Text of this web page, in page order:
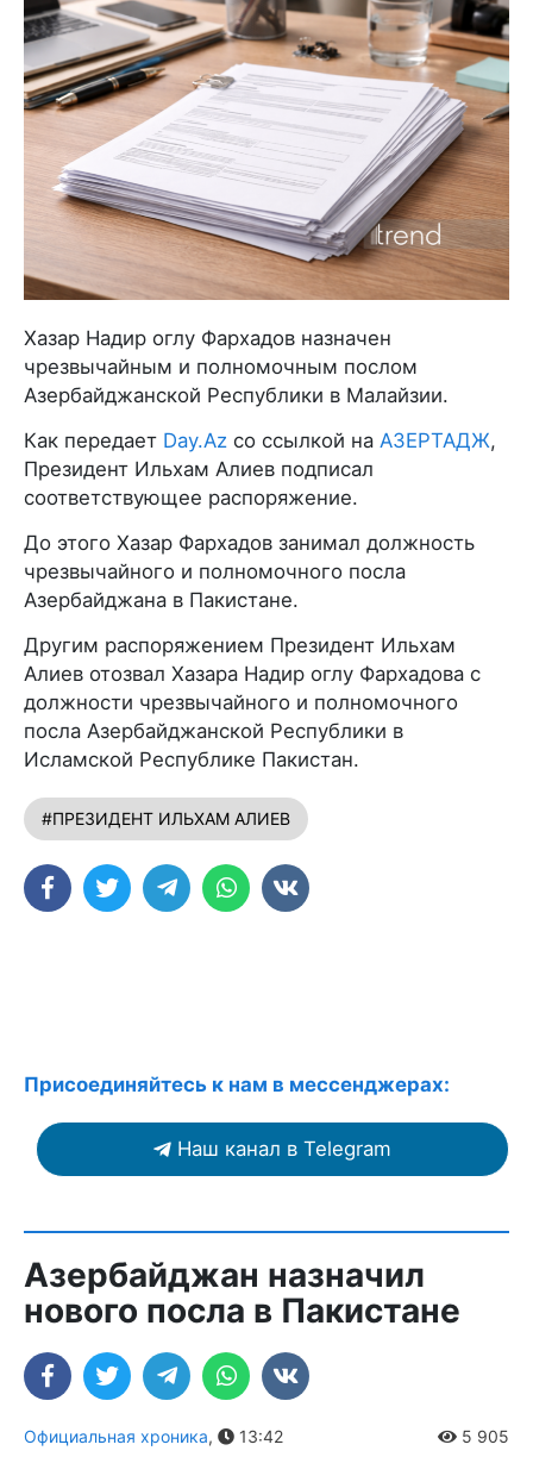
Хазар Надир оглу Фархадов назначен
чрезвычайным и полномочным послом
Азербайджанской Республики в Малайзии.
Как передает Day.Az со ссылкой на АЗЕРТАДЖ,
Президент Ильхам Алиев подписал
соответствующее распоряжение.
До этого Хазар Фархадов занимал должность
чрезвычайного и полномочного посла
Азербайджана в Пакистане.
Другим распоряжением Президент Ильхам
Алиев отозвал Хазара Надир оглу Фархадова с
должности чрезвычайного и полномочного
посла Азербайджанской Республики в
Исламской Республике Пакистан.
#ПРЕЗИДЕНТ ИЛЬХАМ АЛИЕВ
Присоединяйтесь к нам в мессенджерах:
Наш канал в Telegram
Азербайджан назначил
нового посла в Пакистане
Официальная хроника, 13:42 5 905